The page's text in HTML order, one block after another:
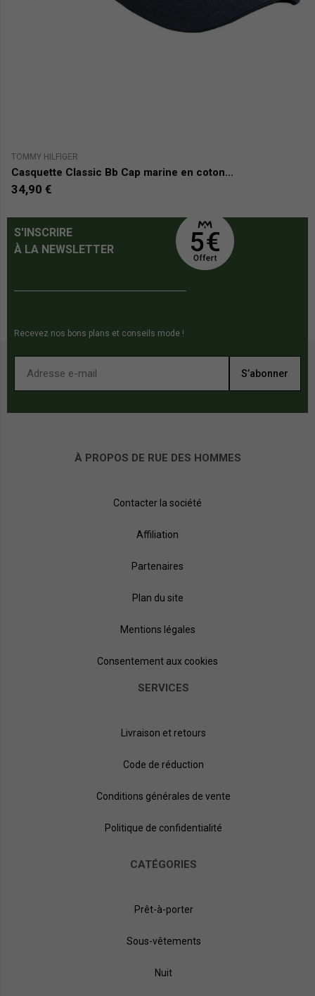
TOMMY HILFIGER
Casquette Classic Bb Cap marine en coton...
34,90 €
S'INSCRIRE
À LA NEWSLETTER
Recevez nos bons plans et conseils mode !
S’abonner
À PROPOS DE RUE DES HOMMES
Contacter la société
Affiliation
Partenaires
Plan du site
Mentions légales
Consentement aux cookies
SERVICES
Livraison et retours
Code de réduction
Conditions générales de vente
Politique de confidentialité
CATÉGORIES
Prêt-à-porter
Sous-vêtements
Nuit